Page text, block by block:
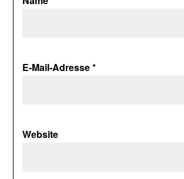
E-Mail-Adresse*
Website